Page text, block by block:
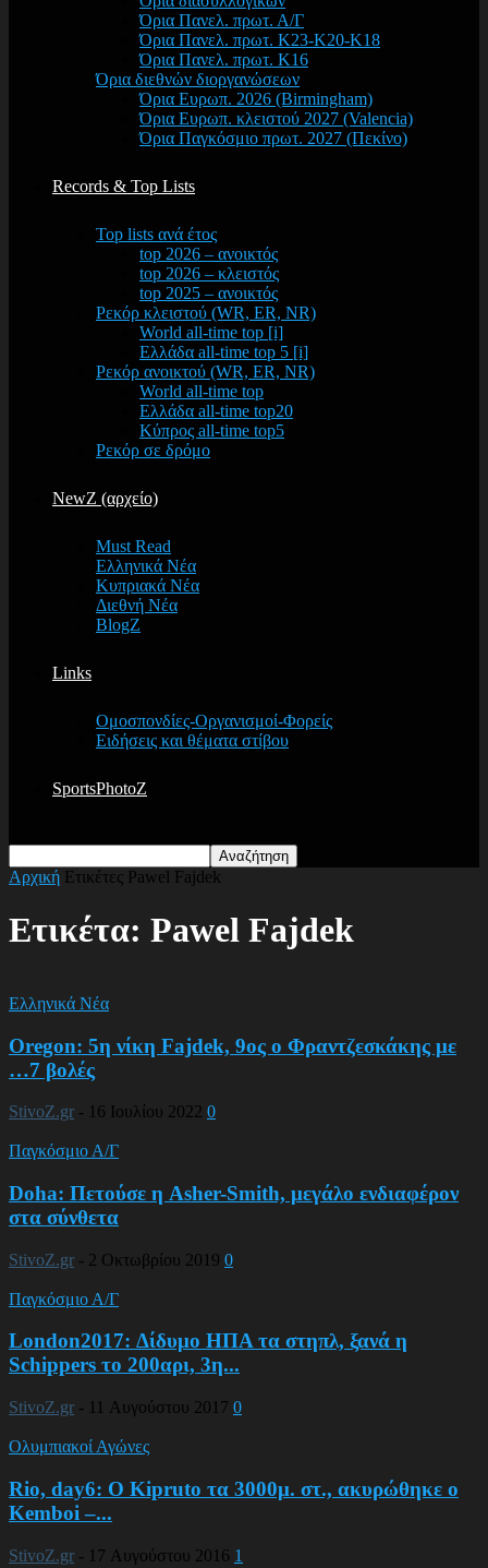
Όρια Πανελ. πρωτ. Α/Γ
Όρια Πανελ. πρωτ. Κ23-Κ20-Κ18
Όρια Πανελ. πρωτ. Κ16
Όρια διεθνών διοργανώσεων
Όρια Ευρωπ. 2026 (Birmingham)
Όρια Ευρωπ. κλειστού 2027 (Valencia)
Όρια Παγκόσμιο πρωτ. 2027 (Πεκίνο)
Records & Top Lists
Top lists ανά έτος
top 2026 – ανοικτός
top 2026 – κλειστός
top 2025 – ανοικτός
Ρεκόρ κλειστού (WR, ER, NR)
World all-time top [i]
Ελλάδα all-time top 5 [i]
Ρεκόρ ανοικτού (WR, ER, NR)
World all-time top
Ελλάδα all-time top20
Κύπρος all-time top5
Ρεκόρ σε δρόμο
NewZ (αρχείο)
Must Read
Ελληνικά Νέα
Κυπριακά Νέα
Διεθνή Νέα
BlogZ
Links
Ομοσπονδίες-Οργανισμοί-Φορείς
Ειδήσεις και θέματα στίβου
SportsPhotoZ
Αρχική Ετικέτες Pawel Fajdek
Ετικέτα: Pawel Fajdek
Ελληνικά Νέα
Oregon: 5η νίκη Fajdek, 9ος ο Φραντζεσκάκης με
…7 βολές
StivoZ.gr - 16 Ιουλίου 2022 0
Παγκόσμιο Α/Γ
Doha: Πετούσε η Asher-Smith, μεγάλο ενδιαφέρον
στα σύνθετα
StivoZ.gr - 2 Οκτωβρίου 2019 0
Παγκόσμιο Α/Γ
London2017: Δίδυμο ΗΠΑ τα στηπλ, ξανά η
Schippers το 200αρι, 3η...
StivoZ.gr - 11 Αυγούστου 2017 0
Ολυμπιακοί Αγώνες
Rio, day6: Ο Kipruto τα 3000μ. στ., ακυρώθηκε ο
Kemboi –...
StivoZ.gr - 17 Αυγούστου 2016 1